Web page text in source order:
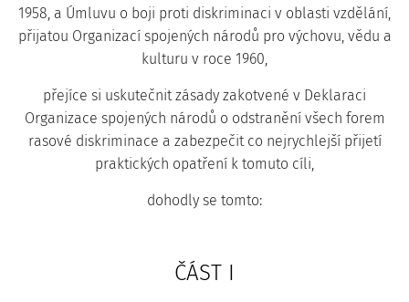
1958, a Úmluvu o boji proti diskriminaci v oblasti vzdělání,
přijatou Organizací spojených národů pro výchovu, vědu a
kulturu v roce 1960,
přejíce si uskutečnit zásady zakotvené v Deklaraci
Organizace spojených národů o odstranění všech forem
rasové diskriminace a zabezpečit co nejrychlejší přijetí
praktických opatření k tomuto cíli,
dohodly se tomto:
ČÁST I